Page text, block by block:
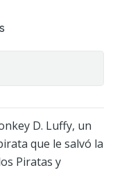
D. Luffy, un
que le salvó la
Piratas y